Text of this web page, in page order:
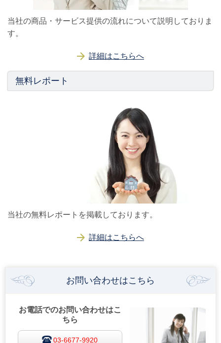
当社の商品・サービス提供の流れについて説明しておりま
す。
詳細はこちらへ
無料レポート
当社の無料レポートを掲載しております。
詳細はこちらへ
お問い合わせはこちら
お電話でのお問い合わせはこ
ちら
03-6677-9920